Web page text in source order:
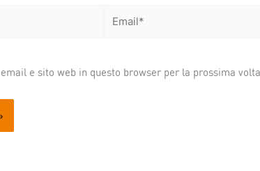
e sito web in questo browser per la prossima